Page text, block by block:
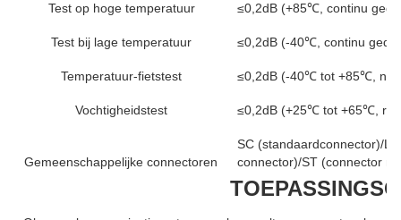
Test op hoge temperatuur ≤0,2dB (+85℃, continu
Test bij lage temperatuur ≤0,2dB (-40℃, continu
Temperatuur-fietstest ≤0,2dB (-40℃ tot +85℃, na
Vochtigheidstest ≤0,2dB (+25℃ tot +65℃,
Gemeenschappelijke connectoren
SC (standaardconnector)/
connector)/ST (connector